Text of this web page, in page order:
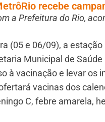
recebe
a Prefeitura do Rio,
(05 e 06/09), a
Municipal de
à vacinação e levar os
vacinas dos
C, febre amarela,